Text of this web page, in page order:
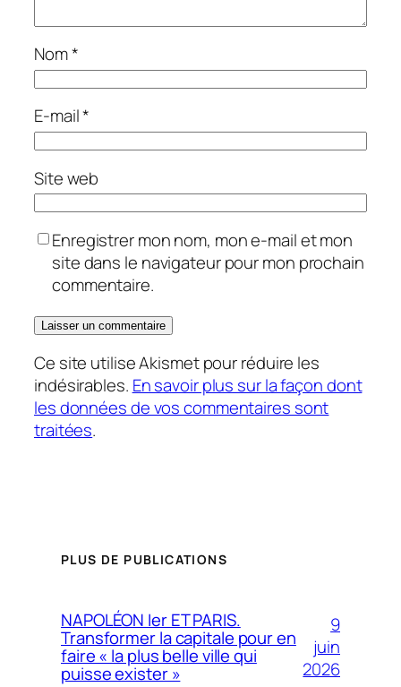
Nom*
E-mail*
Site web
Enregistrer mon nom, mon e-mail et mon
site dans le navigateur pour mon prochain
commentaire.
Ce site utilise Akismet pour réduire les
indésirables. En savoir plus sur la façon dont
les données de vos commentaires sont
traitées.
PLUS DE PUBLICATIONS
NAPOLÉON Ier ET PARIS.
Transformer la capitale pour en
faire « la plus belle ville qui
puisse exister »
9
juin
2026